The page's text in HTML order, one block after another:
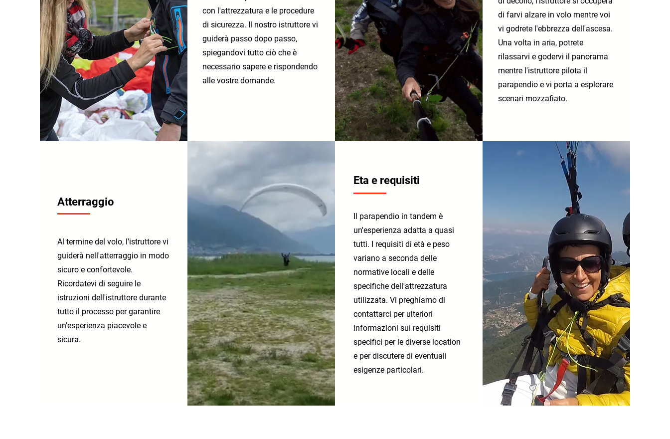
con l'attrezzatura e le procedure
di sicurezza. Il nostro istruttore vi
guiderà passo dopo passo,
spiegandovi tutto ciò che è
necessario sapere e rispondendo
alle vostre domande.
di farvi alzare in volo mentre voi
vi godrete l'ebbrezza dell'ascesa.
Una volta in aria, potrete
rilassarvi e godervi il panorama
mentre l'istruttore pilota il
parapendio e vi porta a esplorare
scenari mozzafiato.
Atterraggio
Al termine del volo, l'istruttore vi
guiderà nell'atterraggio in modo
sicuro e confortevole.
Ricordatevi di seguire le
istruzioni dell'istruttore durante
tutto il processo per garantire
un'esperienza piacevole e
sicura.
Eta e requisiti
Il parapendio in tandem è
un'esperienza adatta a quasi
tutti. I requisiti di età e peso
variano a seconda delle
normative locali e delle
specifiche dell'attrezzatura
utilizzata. Vi preghiamo di
contattarci per ulteriori
informazioni sui requisiti
specifici per le diverse location
e per discutere di eventuali
esigenze particolari.